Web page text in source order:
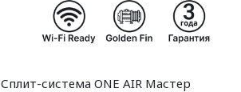
Сплит-система ONE AIR Мастер